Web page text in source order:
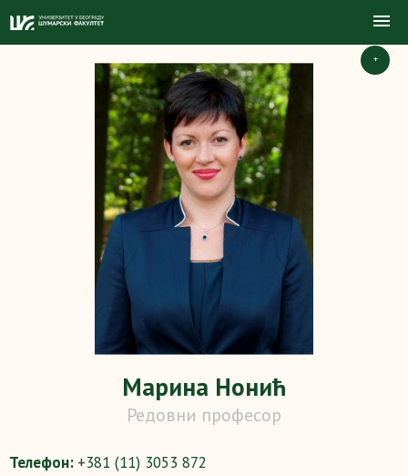
+
Марина Нонић
Редовни професор
Телефон: +381 (11) 3053 872